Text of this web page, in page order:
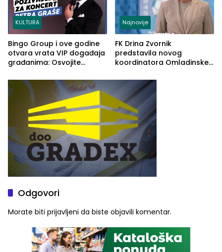
KULTURA
Bingo Group i ove godine
otvara vrata VIP događaja
građanima: Osvojite
Graše
Najnovije
FK Drina Zvornik
predstavila novog
koordinatora Omladinske
Odgovori
Morate biti prijavljeni da biste objavili komentar.